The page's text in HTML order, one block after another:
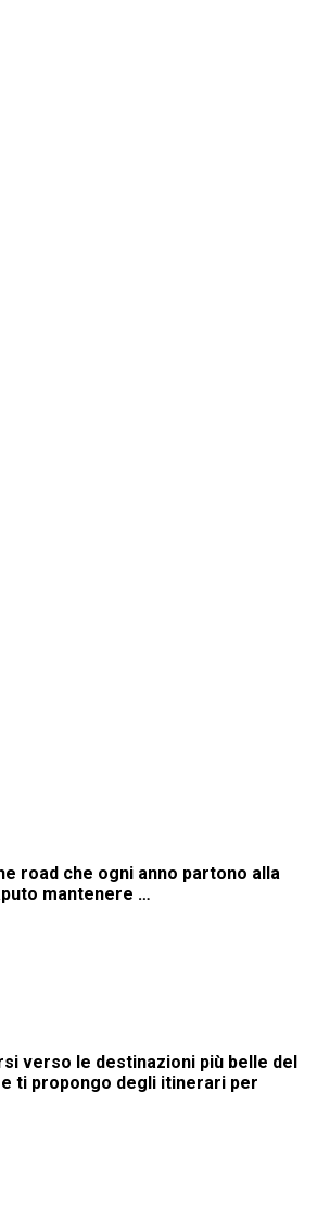
road che ogni anno partono alla
mantenere …
verso le destinazioni più belle del
ti propongo degli itinerari per